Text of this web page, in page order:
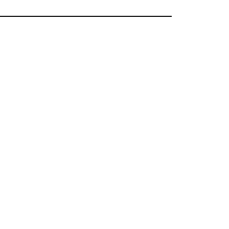
categoría